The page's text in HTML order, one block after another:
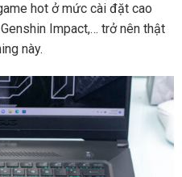
hot ở mức cài đặt cao
Impact,… trở nên thật
này.